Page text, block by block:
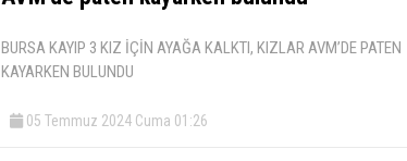
BURSA KAYIP 3 KIZ İÇİN AYAĞA KALKTI, KIZLAR AVM’DE PATEN
KAYARKEN BULUNDU
05 Temmuz 2024 Cuma 01:26